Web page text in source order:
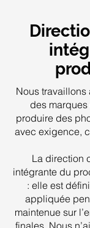
Nous
des
produire des
avec exigence,
La direction
intégrante du
: elle est
appliquée
maintenue sur
finales. Nous